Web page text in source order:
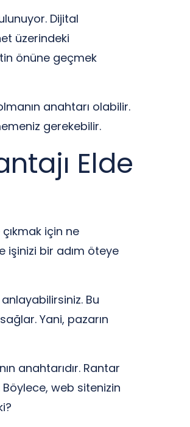
Dijital
üzerindeki
önüne geçmek
anahtarı olabilir.
gerekebilir.
Elde
için ne
işinizi bir adım öteye
Bu
Yani, pazarın
anahtarıdır. Rantar
web sitenizin